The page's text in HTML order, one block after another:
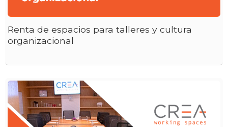
Renta de espacios para talleres y cultura
organizacional